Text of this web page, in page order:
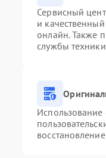
Сервисный
и
онлайн. Также
службы техники